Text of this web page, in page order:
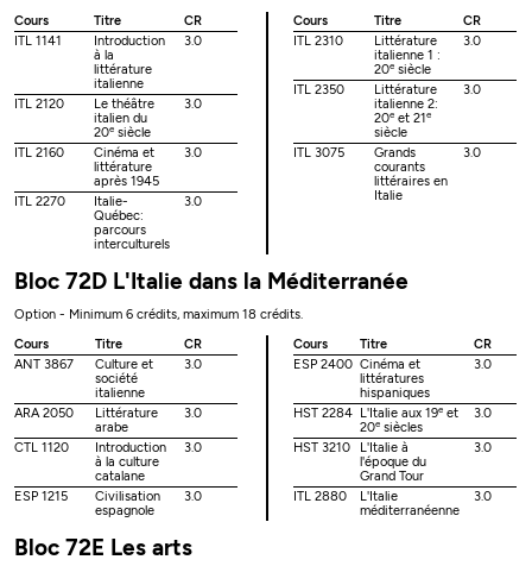
Cours
Titre
CR
ITL 1141
Introduction
à la
littérature
italienne
3.0
ITL 2120
Le théâtre
italien du
20e siècle
3.0
ITL 2160
Cinéma et
littérature
après 1945
3.0
ITL 2270
Italie-
Québec:
parcours
interculturels
3.0
Cours Titre
CR
ITL 2310
Littérature
italienne 1 :
20esiècle
3.0
ITL 2350
Littérature
italienne 2:
20eet 21 e
siècle
3.0
ITL 3075
Grands
courants
littéraires en
Italie
3.0
Bloc 72D L'Italie dans la Méditerranée
Option - Minimum 6 crédits, maximum 18 crédits.
Cours
Titre
CR
ANT 3867
Culture et
société
italienne
3.0
ARA 2050
Littérature
arabe
3.0
CTL 1120
Introduction
à la culture
catalane
3.0
ESP 1215
Civilisation
espagnole
3.0
Cours Titre
CR
ESP 2400 Cinéma et
littératures
hispaniques
3.0
HST 2284 L'Italie aux 19eet
20esiècles
3.0
HST 3210
L'Italie à
l'époque du
Grand Tour
3.0
ITL 2880
L'Italie
méditerranéenne
3.0
Bloc 72E Les arts